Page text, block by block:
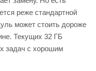
реже стандартной
может стоить дороже
Текущих 32 ГБ
задач с хорошим